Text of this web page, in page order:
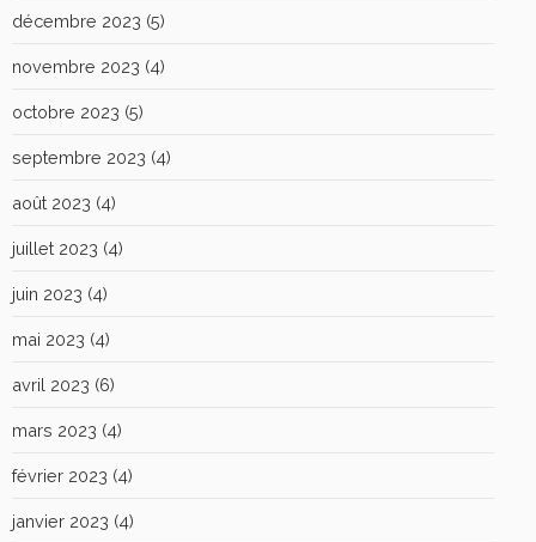
décembre 2023 (5)
novembre 2023 (4)
octobre 2023 (5)
septembre 2023 (4)
août 2023 (4)
juillet 2023 (4)
juin 2023 (4)
mai 2023 (4)
avril 2023 (6)
mars 2023 (4)
février 2023 (4)
janvier 2023 (4)